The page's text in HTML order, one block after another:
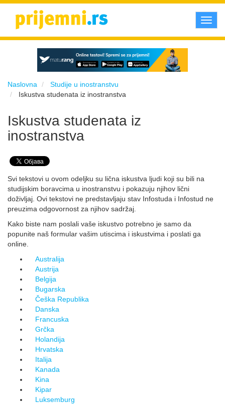
Naslovna
Studije u inostranstvu
Iskustva studenata iz inostranstva
Iskustva studenata iz
inostranstva
Svi tekstovi u ovom odeljku su lična iskustva ljudi koji su bili na
studijskim boravcima u inostranstvu i pokazuju njihov lični
doživljaj. Ovi tekstovi ne predstavljaju stav Infostuda i Infostud ne
preuzima odgovornost za njihov sadržaj.
Kako biste nam poslali vaše iskustvo potrebno je samo da
popunite naš formular vašim utiscima i iskustvima i poslati ga
online.
Australija
Austrija
Belgija
Bugarska
Češka Republika
Danska
Francuska
Grčka
Holandija
Hrvatska
Italija
Kanada
Kina
Kipar
Luksemburg